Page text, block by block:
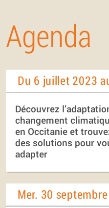
Agenda
Du 6 juillet 2023
Découvrez
changement
en Occitanie et
des solutions pour
adapter
Mer. 30 septembre